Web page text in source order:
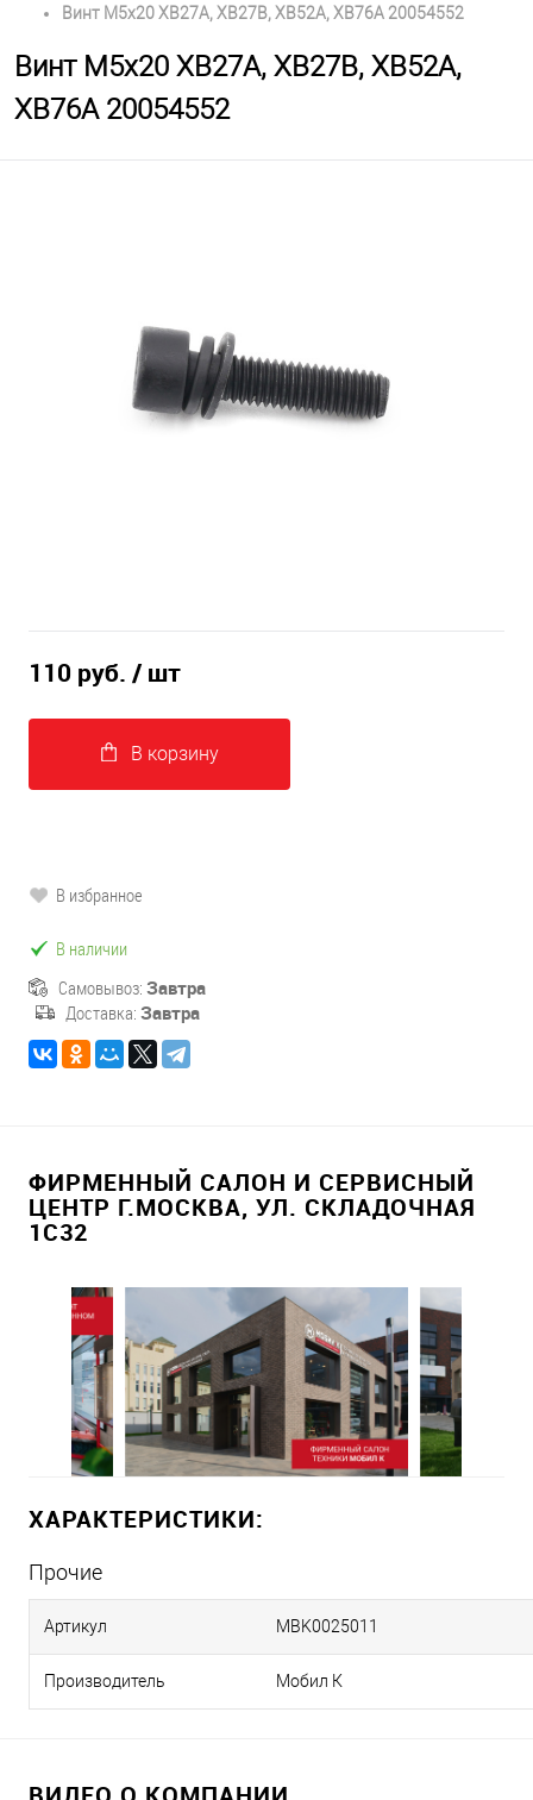
Винт M5x20 XB27A, XB27B, XB52A, XB76A 20054552
Винт M5x20 XB27A, XB27B, XB52A,
XB76A 20054552
110 руб. / шт
В корзину
В избранное
В наличии
Самовывоз: Завтра
Доставка: Завтра
ФИРМЕННЫЙ САЛОН И СЕРВИСНЫЙ
ЦЕНТР Г.МОСКВА, УЛ. СКЛАДОЧНАЯ
1С32
ХАРАКТЕРИСТИКИ:
Прочие
Артикул MBK0025011
Производитель Мобил К